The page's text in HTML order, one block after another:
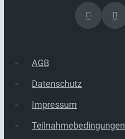
AGB
Datenschutz
Impressum
Teilnahmebedingungen